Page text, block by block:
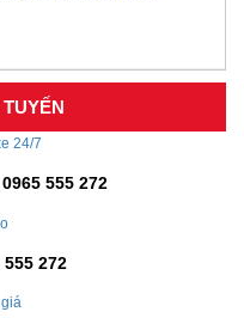
555 272
272